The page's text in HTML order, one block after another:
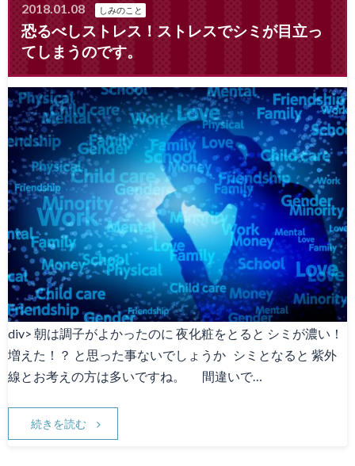
2018.01.08 しみのこと
恐るべしストレス！ストレスでシミが目立っ
てしまうのです。
div> 朝は調子がよかったのに 夜化粧をとると シミが濃い！
増えた！？ と思った事ないでしょうか シミとなると 紫外
線とお考えの方は多いですね。 間違いで…
続きを読む